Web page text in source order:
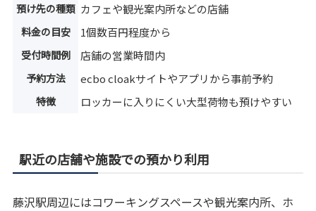
預け先の種類 カフェや観光案内所などの店舗
料金の目安 1個数百円程度から
受付時間例 店舗の営業時間内
予約方法 ecbo cloakサイトやアプリから事前予約
特徴 ロッカーに入りにくい大型荷物も預けやすい
駅近の店舗や施設での預かり利用
藤沢駅周辺にはコワーキングスペースや観光案内所、ホ